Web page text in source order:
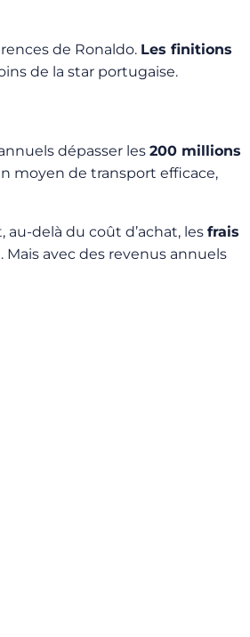
de Ronaldo. Les finitions
de la star portugaise.
dépasser les 200 millions
moyen de transport efficace,
delà du coût d’achat, les frais
Mais avec des revenus annuels